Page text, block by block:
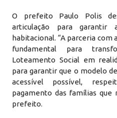
O prefeito Paulo Polis
articulação para garantir
habitacional. “A parceria com
fundamental para
Loteamento Social em
para garantir que o modelo
acessível possível,
pagamento das famílias que
prefeito.